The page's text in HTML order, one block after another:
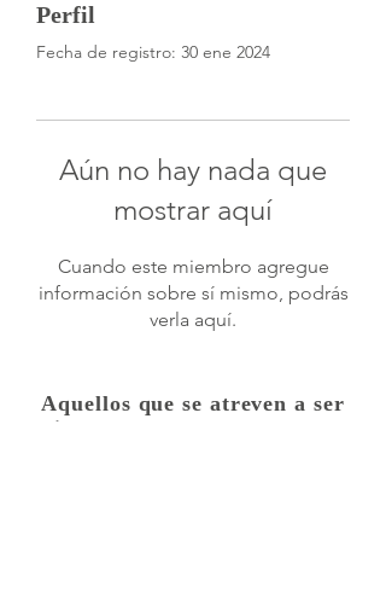
Perfil
Fecha de registro: 30 ene 2024
Aún no hay nada que
mostrar aquí
Cuando este miembro agregue
información sobre sí mismo, podrás
verla aquí.
Aquellos que se atreven a ser
Mejores encuentran un lugar con